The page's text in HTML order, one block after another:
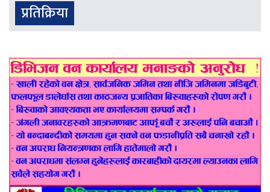
प्रतिक्रिया